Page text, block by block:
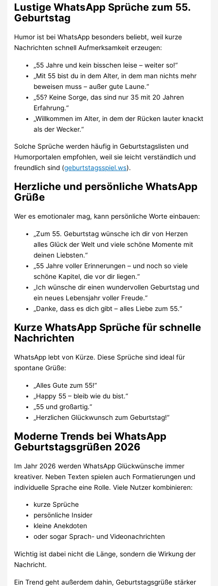
Lustige WhatsApp Sprüche zum 55.
Geburtstag
Humor ist bei WhatsApp besonders beliebt, weil kurze
Nachrichten schnell Aufmerksamkeit erzeugen:
„55 Jahre und kein bisschen leise – weiter so!“
„Mit 55 bist du in dem Alter, in dem man nichts mehr
beweisen muss – außer gute Laune.“
„55? Keine Sorge, das sind nur 35 mit 20 Jahren
Erfahrung.“
„Willkommen im Alter, in dem der Rücken lauter knackt
als der Wecker.“
Solche Sprüche werden häufig in Geburtstagslisten und
Humorportalen empfohlen, weil sie leicht verständlich und
freundlich sind (geburtstagsspiel.ws).
Herzliche und persönliche WhatsApp
Grüße
Wer es emotionaler mag, kann persönliche Worte einbauen:
„Zum 55. Geburtstag wünsche ich dir von Herzen
alles Glück der Welt und viele schöne Momente mit
deinen Liebsten.“
„55 Jahre voller Erinnerungen – und noch so viele
schöne Kapitel, die vor dir liegen.“
„Ich wünsche dir einen wundervollen Geburtstag und
ein neues Lebensjahr voller Freude.“
„Danke, dass es dich gibt – alles Liebe zum 55.“
Kurze WhatsApp Sprüche für schnelle
Nachrichten
WhatsApp lebt von Kürze. Diese Sprüche sind ideal für
spontane Grüße:
„Alles Gute zum 55!“
„Happy 55 – bleib wie du bist.“
„55 und großartig.“
„Herzlichen Glückwunsch zum Geburtstag!“
Moderne Trends bei WhatsApp
Geburtstagsgrüßen 2026
Im Jahr 2026 werden WhatsApp Glückwünsche immer
kreativer. Neben Texten spielen auch Formatierungen und
individuelle Sprache eine Rolle. Viele Nutzer kombinieren:
kurze Sprüche
persönliche Insider
kleine Anekdoten
oder sogar Sprach- und Videonachrichten
Wichtig ist dabei nicht die Länge, sondern die Wirkung der
Nachricht.
Ein Trend geht außerdem dahin, Geburtstagsgrüße stärker